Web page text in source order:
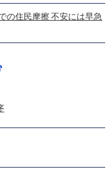
の住民摩擦 不安には早急